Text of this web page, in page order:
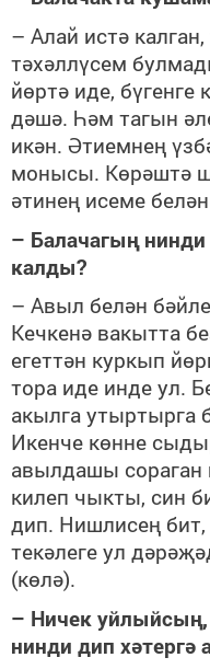
– Алай истә
тәхәллүсем
йөртә иде,
дәшә. Һәм тагын
икән. Әтиемнең
монысы. Көрәштә
әтинең исеме
– Балачагың нинди
калды?
– Авыл белән
Кечкенә вакытта
егеттән куркып
тора иде инде ул.
акылга утыртырга
Икенче көнне
авылдашы сораган
килеп чыкты, син
дип. Нишлисең
текәлеге ул
(көлә).
– Ничек
нинди дип хәтергә